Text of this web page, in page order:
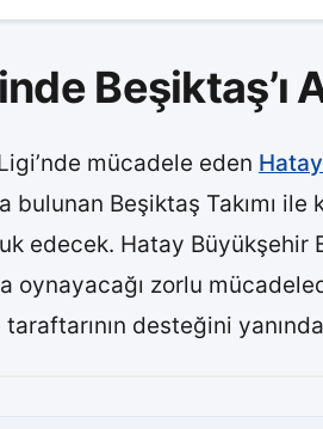
Beşiktaş’ı
mücadele eden
bulunan Beşiktaş Takımı ile
edecek. Hatay
oynayacağı zorlu
desteğini